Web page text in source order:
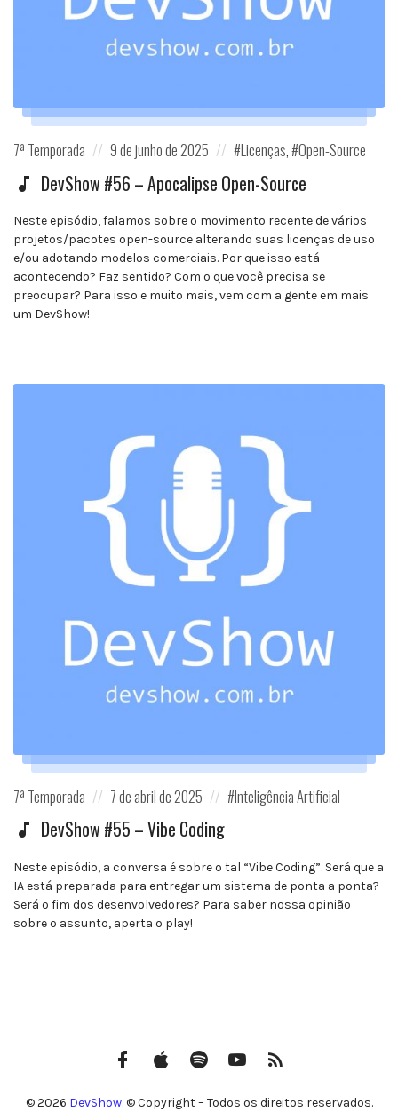
Posted
7ª Temporada
Posted
on
9 de junho de 2025
Posted
Licenças, Open-Source
DevShow #56 – Apocalipse Open-Source
Neste episódio, falamos sobre o movimento recente de vários
projetos/pacotes open-source alterando suas licenças de uso
e/ou adotando modelos comerciais. Por que isso está
acontecendo? Faz sentido? Com o que você precisa se
preocupar? Para isso e muito mais, vem com a gente em mais
um DevShow!
Posted
7ª Temporada
Posted
on
7 de abril de 2025
Posted
Inteligência Artificial
DevShow #55 – Vibe Coding
Neste episódio, a conversa é sobre o tal “Vibe Coding”. Será que a
IA está preparada para entregar um sistema de ponta a ponta?
Será o fim dos desenvolvedores? Para saber nossa opinião
sobre o assunto, aperta o play!
FacebookiTunes Spotify Canal
© 2026 DevShow. © Copyright – Todos os direitos reservados.